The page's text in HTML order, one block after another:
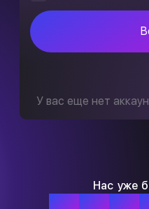
Нас уже
У вас еще нет